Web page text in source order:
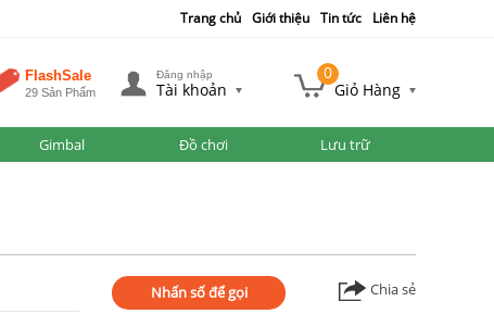
Trang chủ Giới thiệu Tin tức Liên hệ
FlashSale
29 Sản Phẩm
Đăng nhập
Tài khoản
0
Giỏ Hàng
Gimbal Đồ chơi Lưu trữ
Nhấn số để gọi Chia sẻ